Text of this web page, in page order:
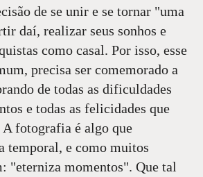
de se unir e se tornar "uma
daí, realizar seus sonhos e
como casal. Por isso, esse
precisa ser comemorado a
de todas as dificuldades
e todas as felicidades que
fotografia é algo que
temporal, e como muitos
"eterniza momentos". Que tal